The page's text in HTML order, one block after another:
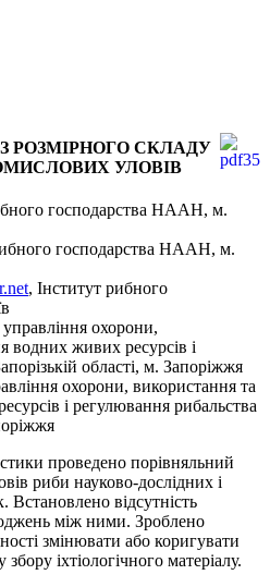
РОЗМІРНОГО СКЛАДУ
УЛОВІВ
господарства НААН, м.
господарства НААН, м.
, Інститут рибного
охорони,
водних живих ресурсів і
області, м. Запоріжжя
охорони, використання та
і регулювання рибальства
проведено порівняльний
риби науково-дослідних і
Встановлено відсутність
між ними. Зроблено
змінювати або коригувати
іхтіологічного матеріалу.